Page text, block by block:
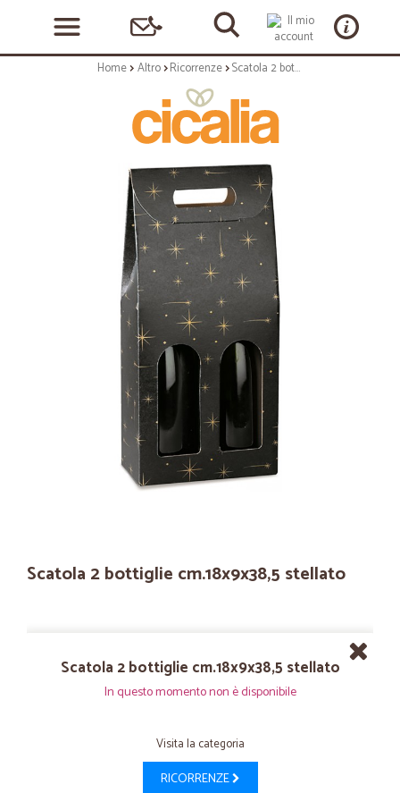
Home Altro Ricorrenze Scatola 2 bottiglie cm.18x9x38,5 stellato
Scatola 2 bottiglie cm.18x9x38,5 stellato
Scatola 2 bottiglie cm.18x9x38,5 stellato
In questo momento non è disponibile
Visita la categoria
RICORRENZE